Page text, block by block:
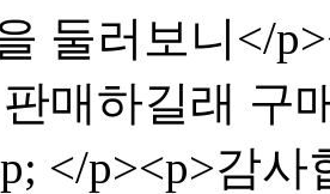
둘러보니</
매하길래 구
</p><p>감